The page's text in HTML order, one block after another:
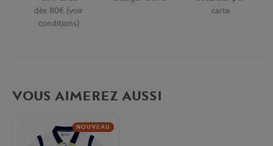
dès 80€ (voir
conditions)
carte
VOUS AIMEREZ AUSSI
NOUVEAU